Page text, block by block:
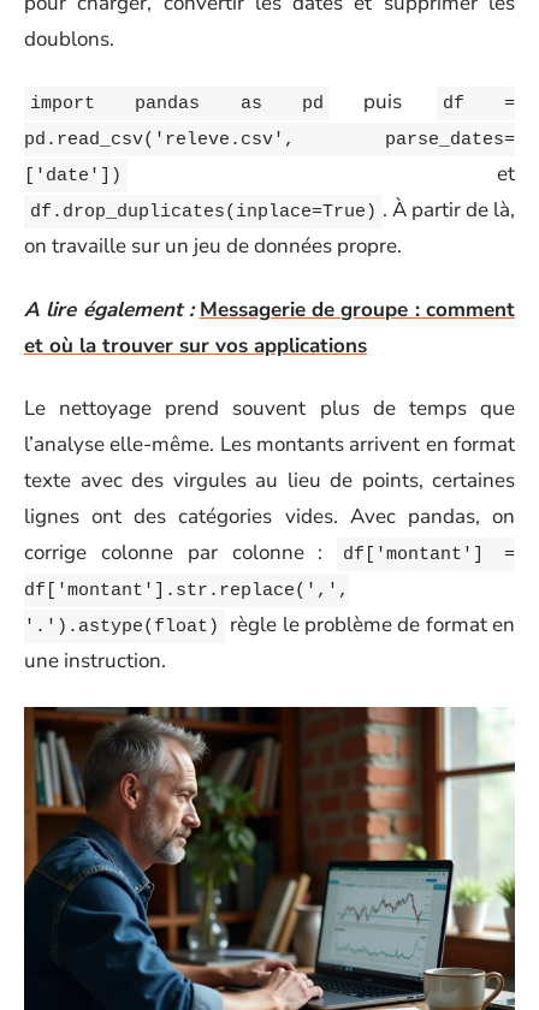
doublons.
import pandas as pd puis
df =
pd.read_csv('releve.csv', parse_dates=
['date'])
et
df.drop_duplicates(inplace=True) . À partir de là,
on travaille sur un jeu de données propre.
A lire également : Messagerie de groupe : comment
et où la trouver sur vos applications
Le nettoyage prend souvent plus de temps que
l’analyse elle-même. Les montants arrivent en format
texte avec des virgules au lieu de points, certaines
lignes ont des catégories vides. Avec pandas, on
corrige colonne par colonne :
df['montant'] =
df['montant'].str.replace(',',
'.').astype(float)
règle le problème de format en
une instruction.